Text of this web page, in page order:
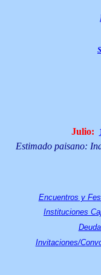
Julio:
Estimado paisano:
Encuentros y
Instituciones
Invitaciones/